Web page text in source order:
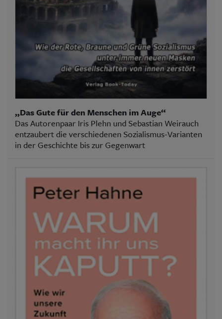
„Das Gute für den Menschen im Auge“
Das Autorenpaar Iris Plehn und Sebastian Weirauch
entzaubert die verschiedenen Sozialismus-Varianten
in der Geschichte bis zur Gegenwart